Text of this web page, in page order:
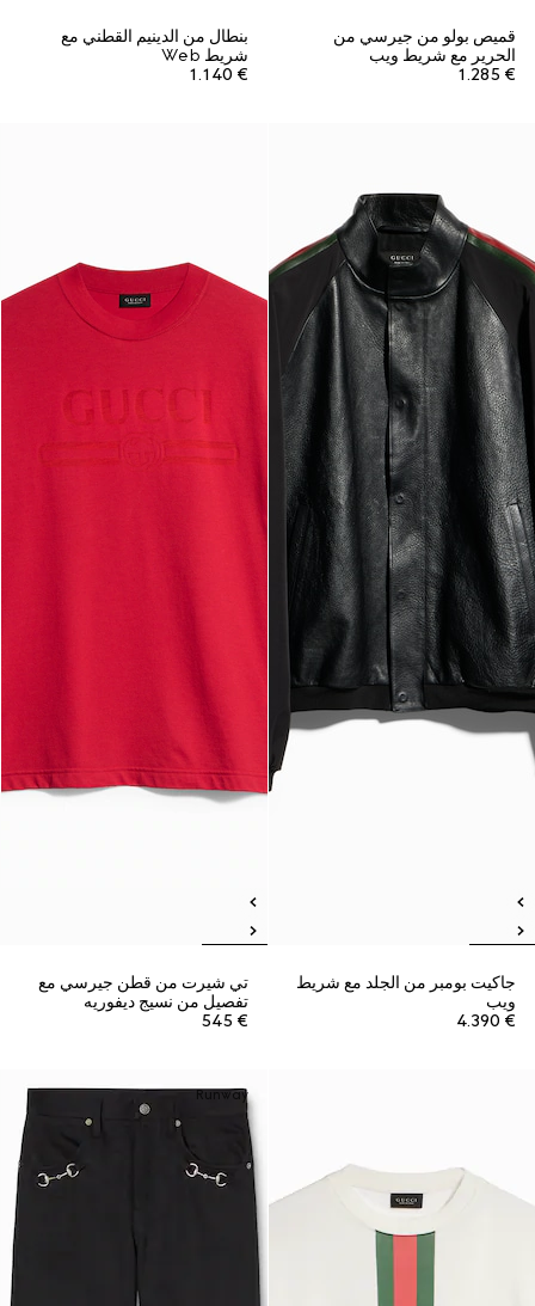
قميص بولو من جيرسي من
الحرير مع شريط ويب
€ 1.285
بنطال من الدينيم القطني مع
شريط Web
€ 1.140
جاكيت بومبر من الجلد مع شريط
ويب
€ 4.390
تي شيرت من قطن جيرسي مع
تفصيل من نسيج ديفوريه
€ 545
Runway